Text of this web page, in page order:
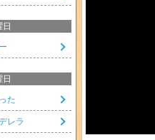
日
日
た
レラ